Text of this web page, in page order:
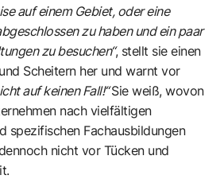
auf einem Gebiet, oder eine
zu haben und ein paar
zu besuchen“, stellt sie einen
Scheitern her und warnt vor
auf keinen Fall!“Sie weiß, wovon
nach vielfältigen
spezifischen Fachausbildungen
nicht vor Tücken und